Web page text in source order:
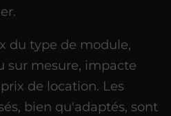
du type de module,
sur mesure, impacte
de location. Les
bien qu'adaptés, sont